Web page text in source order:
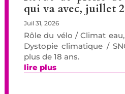
qui va avec, juillet
Juil 31, 2026
Rôle du vélo / Climat
Dystopie climatique /
plus de 18 ans.
lire plus